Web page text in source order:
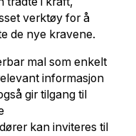
verktøy for å
de nye kravene.
mal som enkelt
informasjon
gir tilgang til
kan inviteres til